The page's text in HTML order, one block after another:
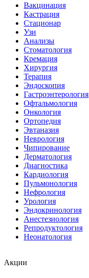
Вакцинация
Кастрация
Стационар
Узи
Анализы
Стоматология
Кремация
Хирургия
Терапия
Эндоскопия
Гастроэнтерология
Офтальмология
Онкология
Ортопедия
Эвтаназия
Неврология
Чипирование
Дерматология
Диагностика
Кардиология
Пульмонология
Нефрология
Урология
Эндокринология
Анестезиология
Репродуктология
Неонатология
Акции